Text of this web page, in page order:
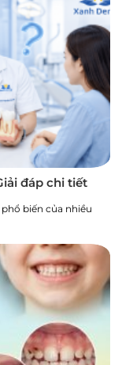
đáp chi tiết
biến của nhiều